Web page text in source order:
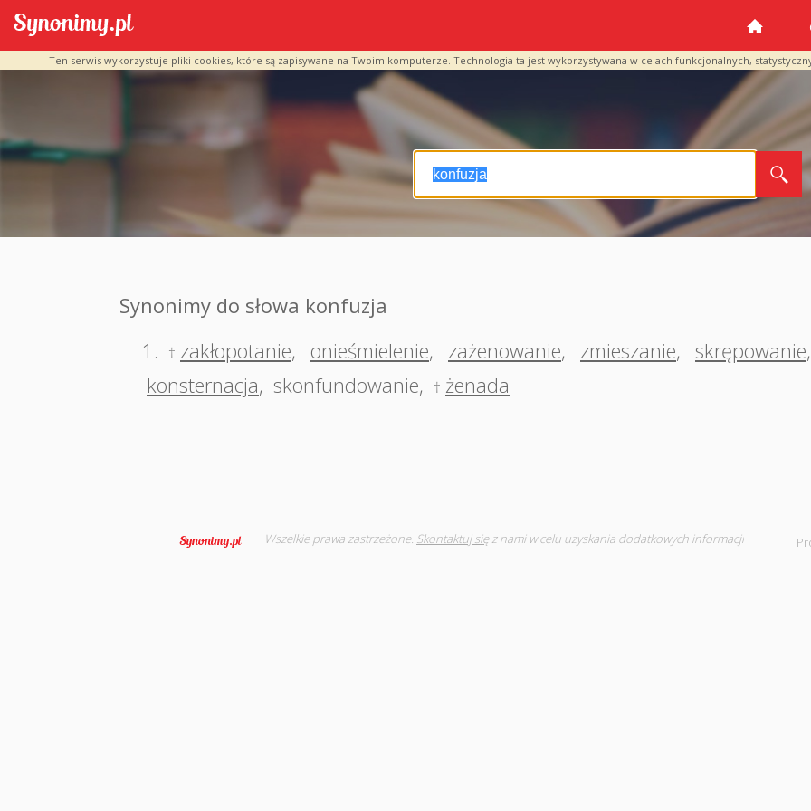
Ten serwis wykorzystuje pliki cookies, które są zapisywane na Twoim komputerze. Technologia ta jest wykorzystywana w celach funkcjonalnych,
Synonimy do słowa konfuzja
1.
† zakłopotanie, onieśmielenie, zażenowanie, zmieszanie, skrępowanie,
konsternacja, skonfundowanie, † żenada
Wszelkie prawa zastrzeżone. Skontaktuj sięz nami w celu uzyskania dodatkowych informacji